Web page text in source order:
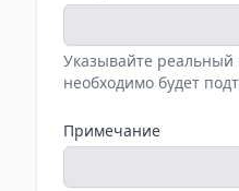
Указывайте реальный
необходимо будет
Примечание